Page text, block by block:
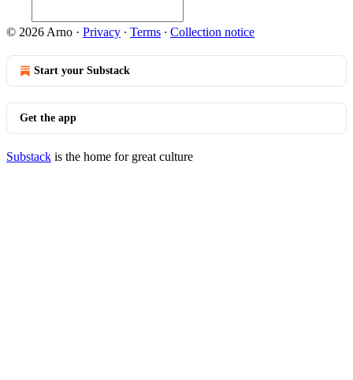
© 2026 Arno · Privacy ∙ Terms ∙ Collection notice
Start your Substack
Get the app
Substack is the home for great culture